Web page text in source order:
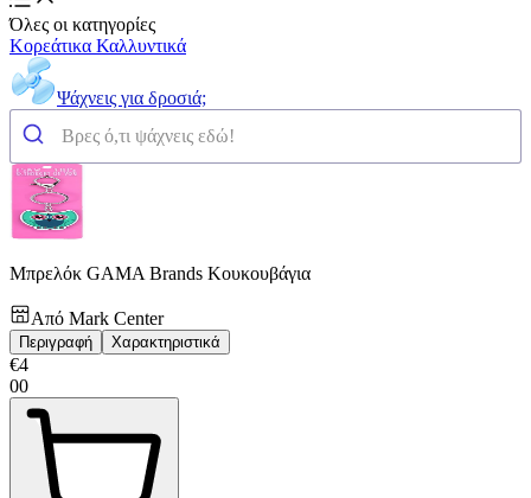
Όλες οι κατηγορίες
Κορεάτικα Καλλυντικά
Ψάχνεις για δροσιά;
Μπρελόκ GAMA Brands Κουκουβάγια
Από Mark Center
Περιγραφή Χαρακτηριστικά
€4
00